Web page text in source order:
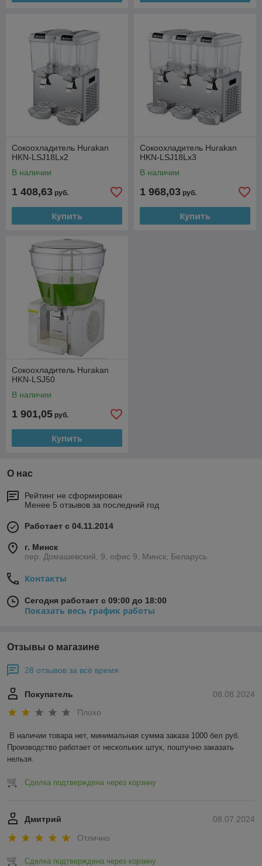
Сокоохладитель Hurakan
HKN-LSJ18Lx2
В наличии
1 408,63 руб.
Купить
Сокоохладитель Hurakan
HKN-LSJ18Lx3
В наличии
1 968,03 руб.
Купить
Сокоохладитель Hurakan
HKN-LSJ50
В наличии
1 901,05 руб.
Купить
О нас
Рейтинг не сформирован
Менее 5 отзывов за последний год
Работает с 04.11.2014
г. Минск
пер. Домашевский, 9, офис 9, Минск, Беларусь
Контакты
Сегодня работает с 09:00 до 18:00
Показать весь график работы
Отзывы о магазине
28 отзывов за всё время
08.08.2024
Покупатель
Плохо
В наличии товара нет, минимальная сумма заказа 1000 бел руб.
Производство работает от нескольких штук, поштучно заказать
нельзя.
Сделка подтверждена через корзину
08.07.2024
Дмитрий
Отлично
Сделка подтверждена через корзину